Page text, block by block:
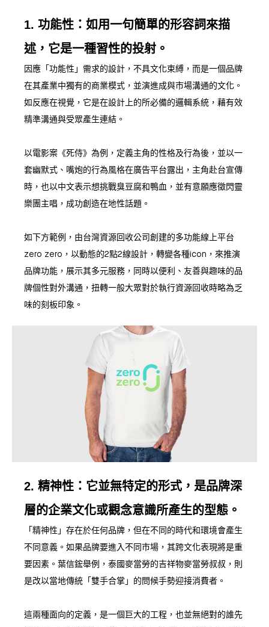
1. 功能性：如用一句簡單的形容詞來描
述，它是一種習性的投射。
因應「功能性」需求的設計，不具文化束縛，而是一個品牌
在其產業中獨有的商業模式，並演進成與市場溝通的文化。
如反應在視覺，它是在設計上的所必備的邏輯系統，藉有效
精準溝通與受眾產生連結。
以電影案《死侍》為例，定義主角的性格及行為後，並以一
套幽默式、嘴炮的行為風格在廣告平台露出，主角赴台宣傳
時，也以中文表示想挑戰臭豆腐和鴨血，並有意願應徵閃靈
樂團主唱，成功創造在地性話題。
如下方範例，由台灣資源回收公司創建的多功能線上平台
zero zero，以動態的2點2線設計，轉變各種icon，來推演
品牌功能，展示其多元服務，同時以便利、友善與趣味的品
牌個性對外溝通，扭轉一般大眾對於執行資源回收時略為乏
味的刻板印象。
2. 精神性：它並無特定的形式，是品牌深
層的企業文化或觀念意識所產生的型態。
「精神性」存在於任何品牌，但在不同的時代和環境會產生
不同意義。如果品牌要進入不同市場，其跨文化表現將是重
要因素。葉信鋐舉例，泰國麥當勞的吉祥物麥當勞叔叔，則
是改以當地傳統「雙手合掌」的問候手勢迎接消費者。
這兩種面向的定義，是一個巨大的工程，也並無絕對的誰先